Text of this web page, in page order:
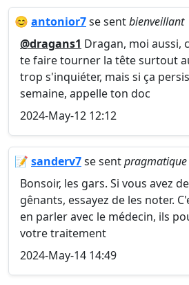
😊 antonior7se sentbienveillant
@dragans1 Dragan, moi aussi,
te faire tourner la tête surtout
trop s'inquiéter, mais si ça
semaine, appelle ton doc
2024-May-12 12:12
📝 sanderv7se sentpragmatique
Bonsoir, les gars. Si vous avez
gênants, essayez de les noter.
en parler avec le médecin, ils
votre traitement
2024-May-14 14:49